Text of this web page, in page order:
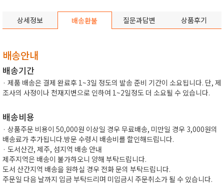
상세정보 배송환불 질문과답변 상품후기
배송안내
배송기간
· 제품 배송은 결제 완료후 1~3일 정도의 발송 준비 기간이 소요됩니다. 단, 제
조사의 사정이나 천재지변으로 인하여 1~2일정도 더 소요될 수 있습니다.
배송비용
· 상품주문 비용이 50,000원 이상일 경우 무료배송, 미만일 경우 3,000원의
배송료가 추가됩니다.방문 수령시 배송비를 할인해드립니다.
· 도서산간, 제주, 섬지역 배송 안내
제주지역은 배송이 불가하오니 양해 부탁드립니다.
도서 산간지역 배송을 원하실 경우 전화 문의 부탁드립니다.
주문일 다음 날까지 입금 부탁드리며 미입금시 주문취소가 될 수 있습니다.